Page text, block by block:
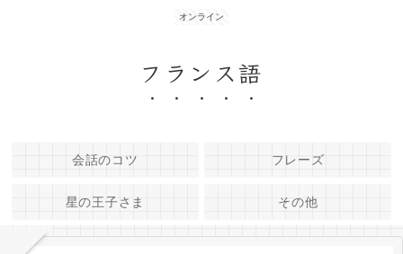
オンライン
フランス語
会話のコツ フレーズ
星の王子さま その他